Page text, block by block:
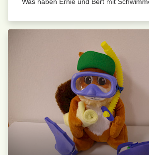
Was haben Ernie und Bert mit